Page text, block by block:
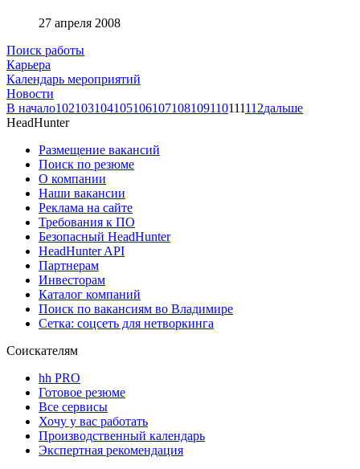
27 апреля 2008
Поиск работы
Карьера
Календарь мероприятий
Новости
В начало102103104105106107108109110111112дальше
HeadHunter
Размещение вакансий
Поиск по резюме
О компании
Наши вакансии
Реклама на сайте
Требования к ПО
Безопасный HeadHunter
HeadHunter API
Партнерам
Инвесторам
Каталог компаний
Поиск по вакансиям во Владимире
Сетка: соцсеть для нетворкинга
Соискателям
hh PRO
Готовое резюме
Все сервисы
Хочу у вас работать
Производственный календарь
Экспертная рекомендация